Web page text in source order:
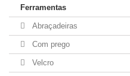
Ferramentas
Abraçadeiras
Com prego
Velcro